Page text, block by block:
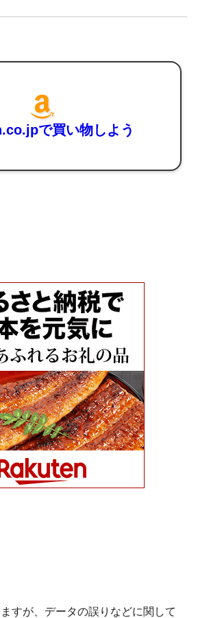
で買い物しよう
すが、データの誤りなどに関して